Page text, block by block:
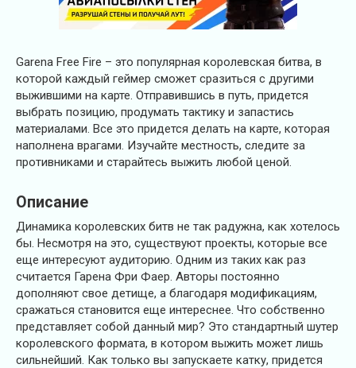
Garena Free Fire – это популярная королевская битва, в
которой каждый геймер сможет сразиться с другими
выжившими на карте. Отправившись в путь, придется
выбрать позицию, продумать тактику и запастись
материалами. Все это придется делать на карте, которая
наполнена врагами. Изучайте местность, следите за
противниками и старайтесь выжить любой ценой.
Описание
Динамика королевских битв не так радужна, как хотелось
бы. Несмотря на это, существуют проекты, которые все
еще интересуют аудиторию. Одним из таких как раз
считается Гарена Фри Фаер. Авторы постоянно
дополняют свое детище, а благодаря модификациям,
сражаться становится еще интереснее. Что собственно
представляет собой данный мир? Это стандартный шутер
королевского формата, в котором выжить может лишь
сильнейший. Как только вы запускаете катку, придется